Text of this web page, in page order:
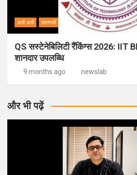
अभी अभी वाराणसी
QS सस्टेनेबिलिटी रैंकिंग्स 2026: IIT
शानदार उपलब्धि
9 months ago newslab
और भी पढ़ें